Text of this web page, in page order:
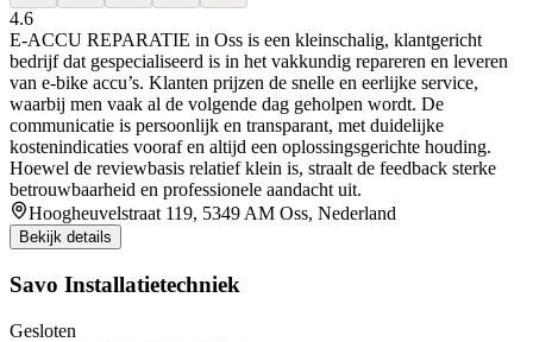
4.6
E‑ACCU REPARATIE in Oss is een kleinschalig, klantgericht
bedrijf dat gespecialiseerd is in het vakkundig repareren en leveren
van e‑bike accu’s. Klanten prijzen de snelle en eerlijke service,
waarbij men vaak al de volgende dag geholpen wordt. De
communicatie is persoonlijk en transparant, met duidelijke
kostenindicaties vooraf en altijd een oplossingsgerichte houding.
Hoewel de reviewbasis relatief klein is, straalt de feedback sterke
betrouwbaarheid en professionele aandacht uit.
Hoogheuvelstraat 119, 5349 AM Oss, Nederland
Bekijk details
Savo Installatietechniek
Gesloten